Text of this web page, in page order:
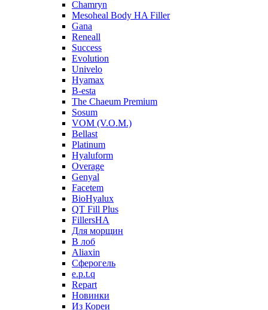
Chamryn
Mesoheal Body HA Filler
Gana
Reneall
Success
Evolution
Univelo
Hyamax
B-esta
The Chaeum Premium
Sosum
VOM (V.O.M.)
Bellast
Platinum
Hyaluform
Overage
Genyal
Facetem
BioHyalux
QT Fill Plus
FillersHA
Для морщин
В лоб
Aliaxin
Сферогель
e.p.t.q
Repart
Новинки
Из Кореи